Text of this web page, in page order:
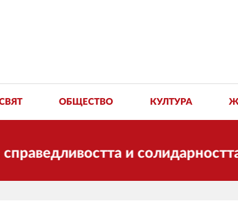
ОБЩЕСТВО КУЛТУРА
и солидарността.